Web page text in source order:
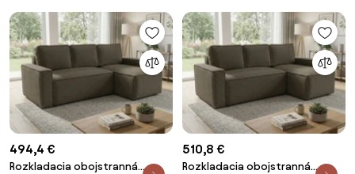
494,4 €
Rozkladacia obojstranná
510,8 €
Rozkladacia obojstranná